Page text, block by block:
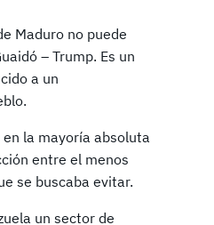
Maduro no puede
– Trump. Es un
a un
la mayoría absoluta
entre el menos
se buscaba evitar.
un sector de